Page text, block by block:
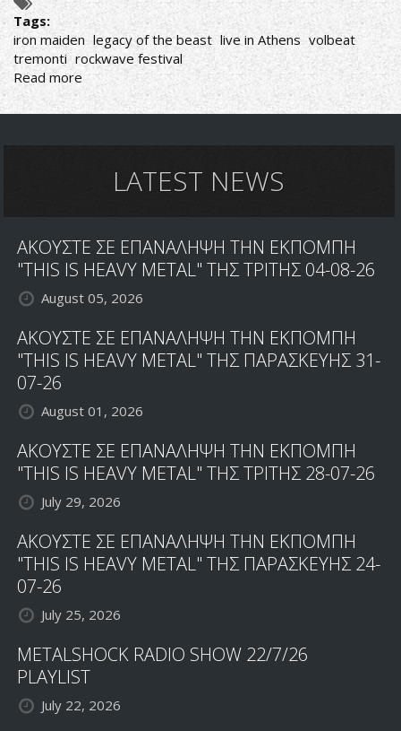
Tags:
iron maiden legacy of the beast live in Athens volbeat
tremonti rockwave festival
Read more about
ROCKWAVE
FESTIVAL
ΜΟΝΟLATEST NEWS
ΑΚΟΥΣΤΕ ΣΕ ΕΠΑΝΑΛΗΨΗ ΤΗΝ ΕΚΠΟΜΠΗ
"THIS IS HEAVY METAL" ΤΗΣ ΤΡΙΤΗΣ 04-08-26
August 05, 2026
ΑΚΟΥΣΤΕ ΣΕ ΕΠΑΝΑΛΗΨΗ ΤΗΝ ΕΚΠΟΜΠΗ
"THIS IS HEAVY METAL" ΤΗΣ ΠΑΡΑΣΚΕΥΗΣ 31-
07-26
August 01, 2026
ΑΚΟΥΣΤΕ ΣΕ ΕΠΑΝΑΛΗΨΗ ΤΗΝ ΕΚΠΟΜΠΗ
"THIS IS HEAVY METAL" ΤΗΣ ΤΡΙΤΗΣ 28-07-26
July 29, 2026
ΑΚΟΥΣΤΕ ΣΕ ΕΠΑΝΑΛΗΨΗ ΤΗΝ ΕΚΠΟΜΠΗ
"THIS IS HEAVY METAL" ΤΗΣ ΠΑΡΑΣΚΕΥΗΣ 24-
07-26
July 25, 2026
METALSHOCK RADIO SHOW 22/7/26
PLAYLIST
July 22, 2026